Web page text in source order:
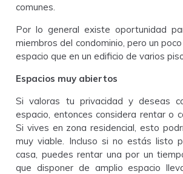
comunes.
Por lo general existe oportunidad
miembros del condominio, pero un
espacio que en un edificio de varios
Espacios muy abiertos
Si valoras tu privacidad y deseas
espacio, entonces considera rentar o
Si vives en zona residencial, esto
muy viable. Incluso si no estás listo
casa, puedes rentar una por un
que disponer de amplio espacio